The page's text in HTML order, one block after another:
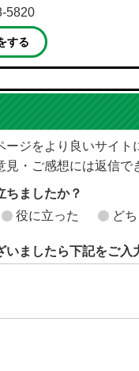
5820
する
ジをより良いサイト
・ご感想には返信で
ちましたか？
役に立った ど
ましたら下記をご入